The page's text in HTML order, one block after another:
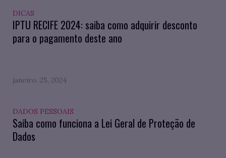
DICAS
IPTU RECIFE 2024: saiba como adquirir desconto
para o pagamento deste ano
janeiro. 25, 2024
DADOS PESSOAIS
Saiba como funciona a Lei Geral de Proteção de
Dados